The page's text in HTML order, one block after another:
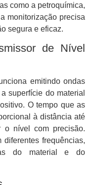
como a petroquímica,
monitorização precisa
segura e eficaz.
de Nível
emitindo ondas
superfície do material
O tempo que as
à distância até
o nível com precisão.
frequências,
do material e do